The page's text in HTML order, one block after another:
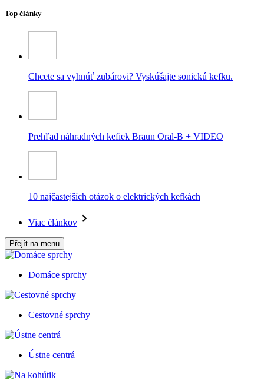
Top články
Chcete sa vyhnúť zubárovi? Vyskúšajte sonickú kefku.
Prehľad náhradných kefiek Braun Oral-B + VIDEO
10 najčastejších otázok o elektrických kefkách
Viac článkov
Přejít na menu
Domáce sprchy
Cestovné sprchy
Ústne centrá